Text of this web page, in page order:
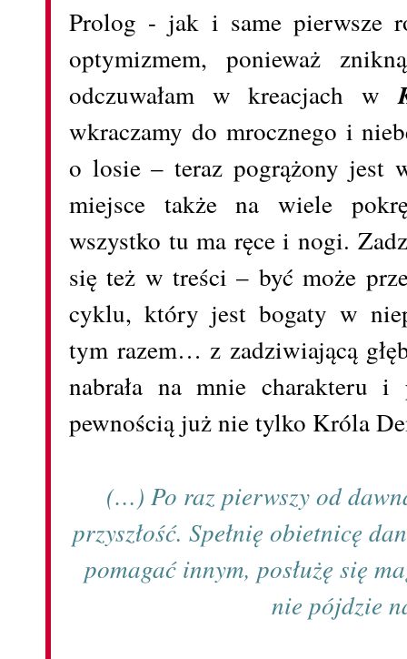
Prolog - jak i same pierwsze
optymizmem, ponieważ
odczuwałam w kreacjach w
wkraczamy do mrocznego i
o losie – teraz pogrążony jest
miejsce także na wiele
wszystko tu ma ręce i nogi.
się też w treści – być może
cyklu, który jest bogaty w
tym razem… z zadziwiającą
nabrała na mnie charakteru
pewnością już nie tylko Króla
(…) Po raz pierwszy od
przyszłość. Spełnię obietnicę
pomagać innym, posłużę się
nie pójdzie